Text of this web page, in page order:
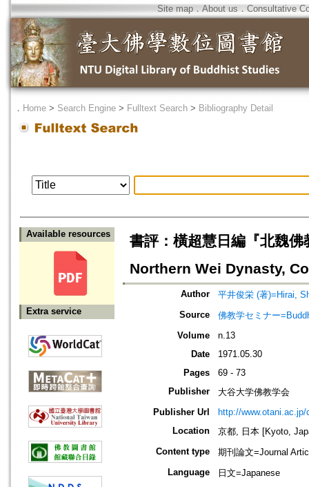
Site map．About us ． Consultative
． Home > Search Engine > Fulltext Search > Bibliography Detail
Available resources
Extra service
書評：橫超慧日編『北魏
Northern Wei Dynasty,
Author
平井俊栄 (著)=Hirai,
Source
佛教学セミナー
Volume
n.13
Date
1971.05.30
Pages
69 - 73
Publisher
大谷大学佛教学会
Publisher Url
http://
Location
京都, 日本 [Kyoto,
Content type
期刊論文=Journal
Language
日文=Japanese